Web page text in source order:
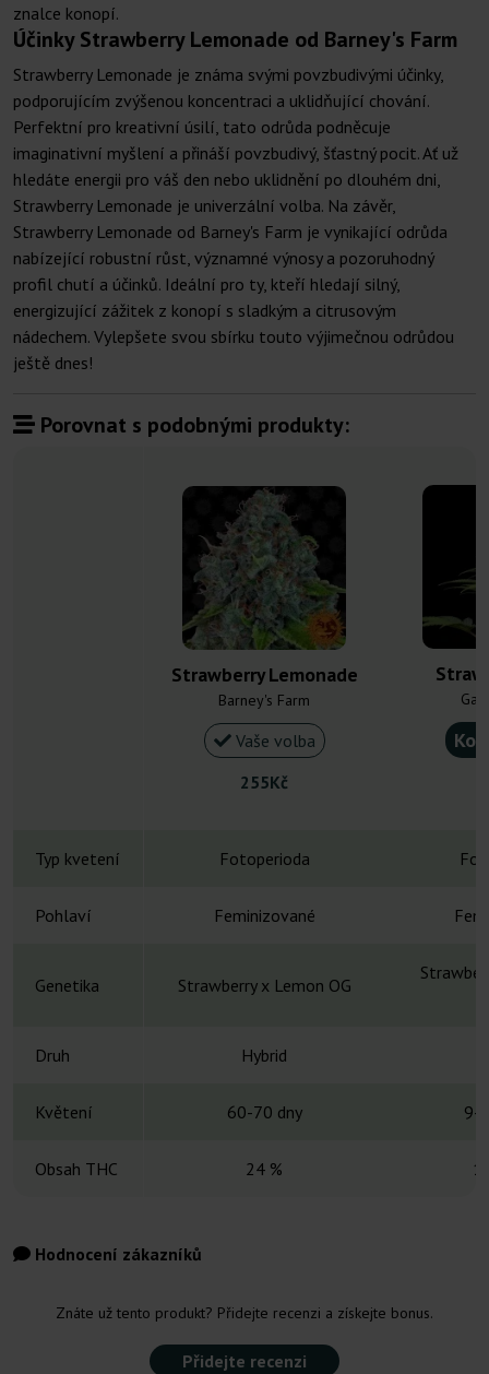
znalce konopí.
Účinky Strawberry Lemonade od Barney's Farm
Strawberry Lemonade je známa svými povzbudivými účinky,
podporujícím zvýšenou koncentraci a uklidňující chování.
Perfektní pro kreativní úsilí, tato odrůda podněcuje
imaginativní myšlení a přináší povzbudivý, šťastný pocit. Ať už
hledáte energii pro váš den nebo uklidnění po dlouhém dni,
Strawberry Lemonade je univerzální volba. Na závěr,
Strawberry Lemonade od Barney's Farm je vynikající odrůda
nabízející robustní růst, významné výnosy a pozoruhodný
profil chutí a účinků. Ideální pro ty, kteří hledají silný,
energizující zážitek z konopí s sladkým a citrusovým
nádechem. Vylepšete svou sbírku touto výjimečnou odrůdou
ještě dnes!
Porovnat s podobnými produkty:
Strawberry Lemonade
Barney's Farm
Vaše volba
255Kč
Typ kvetení Fotoperioda
Pohlaví Feminizované
Genetika Strawberry x Lemon OG
Druh Hybrid
Květení 60-70 dny 9-
Obsah THC 24 %
Hodnocení zákazníků
Znáte už tento produkt? Přidejte recenzi a získejte bonus.
Přidejte recenzi